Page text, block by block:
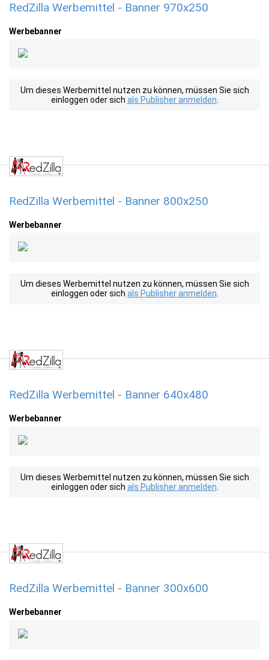
RedZilla Werbemittel - Banner 970x250
Werbebanner
Um dieses Werbemittel nutzen zu können, müssen Sie sich
einloggen oder sich als Publisher anmelden
RedZilla Werbemittel - Banner 800x250
Werbebanner
Um dieses Werbemittel nutzen zu können, müssen Sie sich
einloggen oder sich als Publisher anmelden
RedZilla Werbemittel - Banner 640x480
Werbebanner
Um dieses Werbemittel nutzen zu können, müssen Sie sich
einloggen oder sich als Publisher anmelden
RedZilla Werbemittel - Banner 300x600
Werbebanner